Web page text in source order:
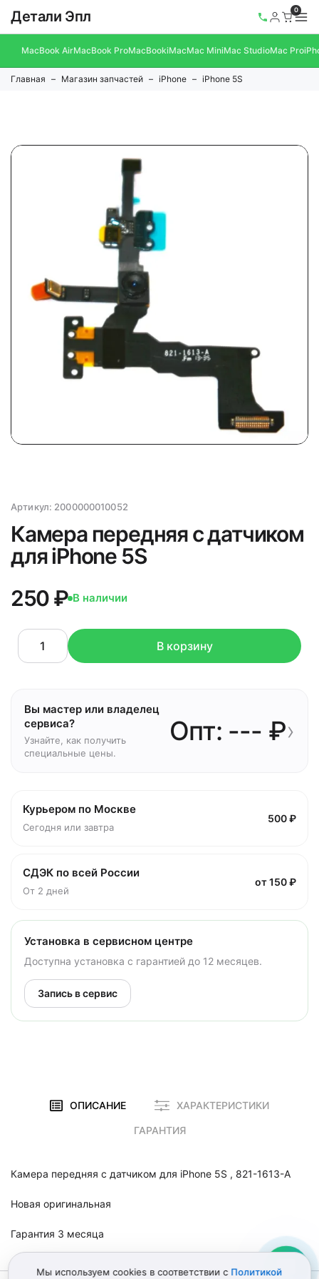
Детали Эпл 0
MacBook AirMacBook ProMacBookiMacMac MiniMac StudioMac Pro
Главная Магазин запчастей iPhone iPhone 5S
Артикул: 2000000010052
Камера передняя с датчиком
для iPhone 5S
250 ₽ В наличии
В корзину
Вы мастер или владелец
сервиса?
Узнайте, как получить
специальные цены.
Опт: --- ₽›
Курьером по Москве
Сегодня или завтра
500 ₽
СДЭК по всей России
От 2 дней
от 150 ₽
Установка в сервисном центре
Доступна установка с гарантией до 12 месяцев.
Запись в сервис
ОПИСАНИЕ ХАРАКТЕРИСТИКИ
ГАРАНТИЯ
Камера передняя с датчиком для iPhone 5S , 821-1613-A
Новая оригинальная
Гарантия 3 месяца
Мы используем cookies в соответствии с Политикой